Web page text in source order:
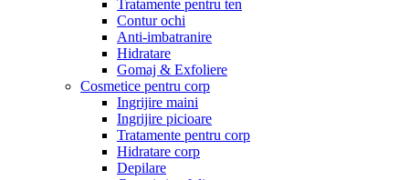
Tratamente pentru ten
Contur ochi
Anti-imbatranire
Hidratare
Gomaj & Exfoliere
Cosmetice pentru corp
Ingrijire maini
Ingrijire picioare
Tratamente pentru corp
Hidratare corp
Depilare